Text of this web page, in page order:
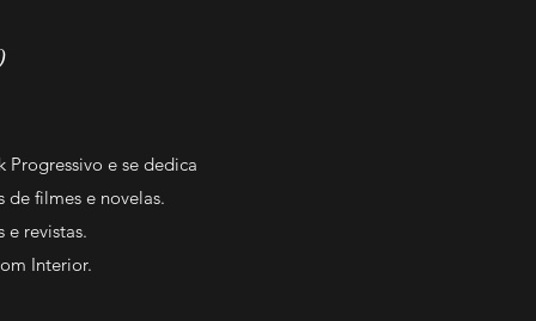
Progressivo e se dedica
de filmes e novelas.
e revistas.
Interior.